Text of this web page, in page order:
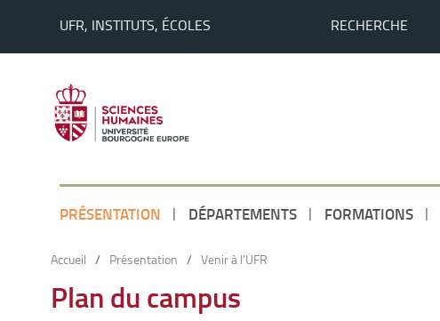
UFR, INSTITUTS, ÉCOLES RECHERCHE
PRÉSENTATION DÉPARTEMENTS FORMATIONS
Accueil / Présentation / Venir à l’UFR
Plan du campus